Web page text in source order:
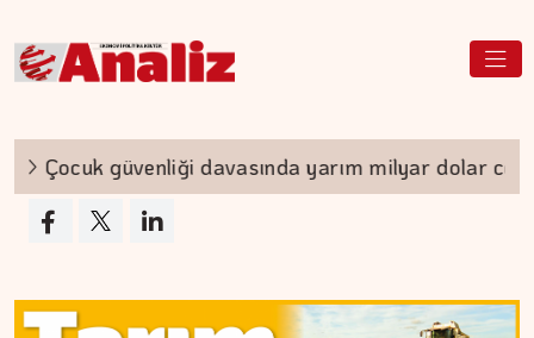
Çocuk güvenliği davasında yarım milyar dolar ceza